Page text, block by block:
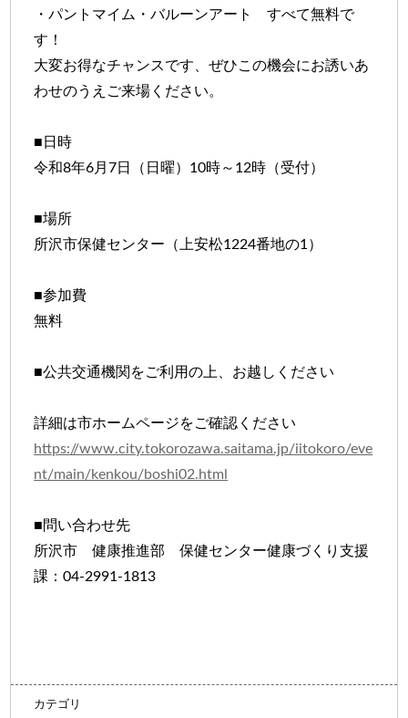
・パントマイム・バルーンアート すべて無料で
す！
大変お得なチャンスです、ぜひこの機会にお誘いあ
わせのうえご来場ください。
■日時
令和8年6月7日（日曜）10時～12時（受付）
■場所
所沢市保健センター（上安松1224番地の1）
■参加費
無料
■公共交通機関をご利用の上、お越しください
詳細は市ホームページをご確認ください
https://www.city.tokorozawa.saitama.jp/iitokoro/eve
nt/main/kenkou/boshi02.html
■問い合わせ先
所沢市 健康推進部 保健センター健康づくり支援
課：04-2991-1813
カテゴリ